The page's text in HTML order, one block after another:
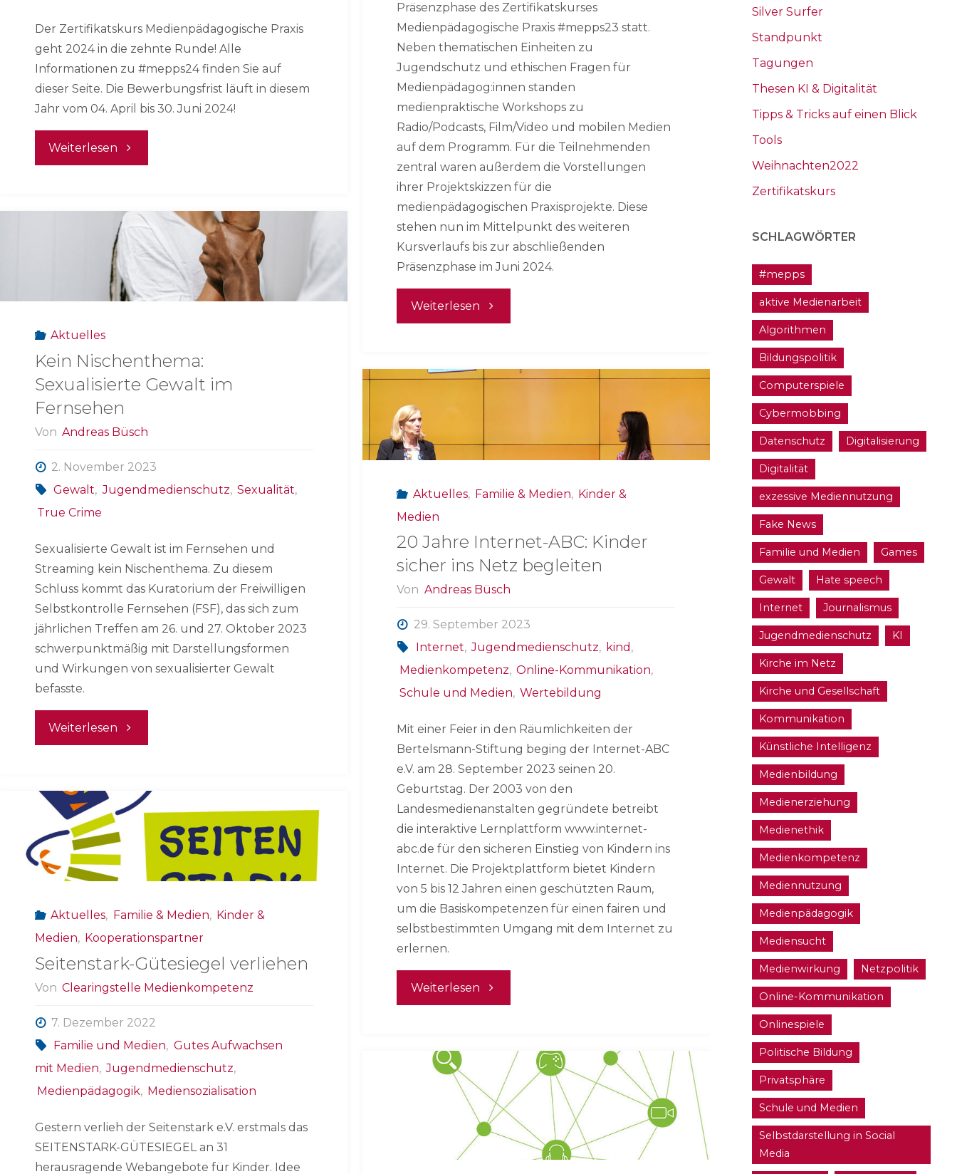
Der Zertifikatskurs Medienpädagogische Praxis
geht 2024 in die zehnte Runde! Alle
Informationen zu #mepps24 finden Sie auf
dieser Seite. Die Bewerbungsfrist läuft in diesem
Jahr vom 04. April bis 30. Juni 2024!
Weiterlesen "Kursausschreibung
–
10.
Durchgang"
Präsenzphase des Zertifikatskurses
Medienpädagogische Praxis #mepps23 statt.
Neben thematischen Einheiten zu
Jugendschutz und ethischen Fragen für
Medienpädagog:innen standen
medienpraktische Workshops zu
Radio/Podcasts, Film/Video und mobilen Medien
auf dem Programm. Für die Teilnehmenden
zentral waren außerdem die Vorstellungen
ihrer Projektskizzen für die
medienpädagogischen Praxisprojekte. Diese
stehen nun im Mittelpunkt des weiteren
Kursverlaufs bis zur abschließenden
Präsenzphase im Juni 2024.
Weiterlesen"Zwischen
und
Aktuelles
Kein Nischenthema:
Sexualisierte Gewalt im
Fernsehen
Von Andreas Büsch
2. November 2023
Gewalt, Jugendmedienschutz, Sexualität,
True Crime
Sexualisierte Gewalt ist im Fernsehen und
Streaming kein Nischenthema. Zu diesem
Schluss kommt das Kuratorium der Freiwilligen
Selbstkontrolle Fernsehen (FSF), das sich zum
jährlichen Treffen am 26. und 27. Oktober 2023
schwerpunktmäßig mit Darstellungsformen
und Wirkungen von sexualisierter Gewalt
befasste.
Weiterlesen "Kein
Sexualisierte
Gewalt
im
Aktuelles, Familie & Medien, Kinder &
Medien
20 Jahre Internet-ABC: Kinder
sicher ins Netz begleiten
Von Andreas Büsch
29. September 2023
Internet, Jugendmedienschutz, kind ,
Medienkompetenz, Online-Kommunikation,
Schule und Medien, Wertebildung
Mit einer Feier in den Räumlichkeiten der
Bertelsmann-Stiftung beging der Internet-ABC
e.V. am 28. September 2023 seinen 20.
Geburtstag. Der 2003 von den
Landesmedienanstalten gegründete betreibt
die interaktive Lernplattform www.internet-
abc.de für den sicheren Einstieg von Kindern ins
Internet. Die Projektplattform bietet Kindern
von 5 bis 12 Jahren einen geschützten Raum,
um die Basiskompetenzen für einen fairen und
selbstbestimmten Umgang mit dem Internet zu
erlernen.
Weiterlesen"20
Internet-
ABC:
Kinder
Aktuelles, Familie & Medien, Kinder &
Medien, Kooperationspartner
Seitenstark-Gütesiegel verliehen
Von Clearingstelle Medienkompetenz
7. Dezember 2022
Familie und Medien, Gutes Aufwachsen
mit Medien, Jugendmedienschutz,
Medienpädagogik, Mediensozialisation
Gestern verlieh der Seitenstark e.V. erstmals das
SEITENSTARK-GÜTESIEGEL an 31
herausragende Webangebote für Kinder. Idee
Silver Surfer
Standpunkt
Tagungen
Thesen KI & Digitalität
Tipps & Tricks auf einen Blick
Tools
Weihnachten2022
Zertifikatskurs
SCHLAGWÖRTER
#mepps
aktive Medienarbeit
Algorithmen
Bildungspolitik
Computerspiele
Cybermobbing
Datenschutz Digitalisierung
Digitalität
exzessive Mediennutzung
Fake News
Familie und Medien Games
Gewalt Hate speech
Internet Journalismus
Jugendmedienschutz KI
Kirche im Netz
Kirche und Gesellschaft
Kommunikation
Künstliche Intelligenz
Medienbildung
Medienerziehung
Medienethik
Medienkompetenz
Mediennutzung
Medienpädagogik
Mediensucht
Medienwirkung Netzpolitik
Online-Kommunikation
Onlinespiele
Politische Bildung
Privatsphäre
Schule und Medien
Selbstdarstellung in Social
Media